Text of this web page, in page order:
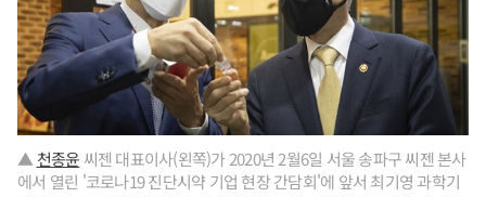
▲천종윤 씨젠 대표이사(왼쪽)가 2020년 2월6일 서울 송파구 씨젠 본사
에서 열린 '코로나19 진단시약 기업 현장 간담회'에 앞서 최기영 과학기